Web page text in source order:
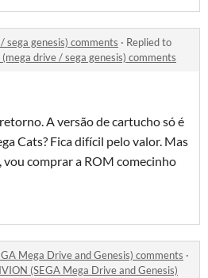
sega genesis) comments · Replied to
drive / sega genesis) comments
A versão de cartucho só é
Cats? Fica difícil pelo valor. Mas
comprar a ROM comecinho
Mega Drive and Genesis) comments ·
(SEGA Mega Drive and Genesis)